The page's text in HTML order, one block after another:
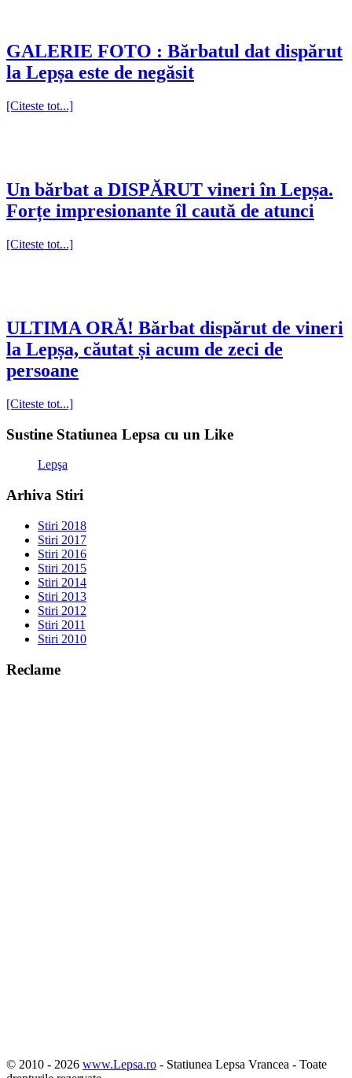
GALERIE FOTO : Bărbatul dat dispărut
la Lepșa este de negăsit
[Citeste tot...]
Un bărbat a DISPĂRUT vineri în Lepșa.
Forțe impresionante îl caută de atunci
[Citeste tot...]
ULTIMA ORĂ! Bărbat dispărut de vineri
la Lepșa, căutat și acum de zeci de
persoane
[Citeste tot...]
Sustine Statiunea Lepsa cu un Like
Lepşa
Arhiva Stiri
Stiri 2018
Stiri 2017
Stiri 2016
Stiri 2015
Stiri 2014
Stiri 2013
Stiri 2012
Stiri 2011
Stiri 2010
Reclame
© 2010 - 2026 www.Lepsa.ro - Statiunea Lepsa Vrancea - Toate